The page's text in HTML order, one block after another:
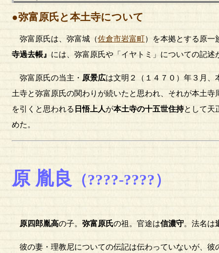
●弥富原氏と本土寺について
弥富原氏は、弥富城（佐倉市岩富町）を本拠とする原一
寺過去帳』 には、弥富原氏や「イヤトミ」についての記述
弥富原氏の当主・ 原景広は文明２（１４７０）年３月、
土寺と弥富原氏の関わりが続いたと思われ、それが本土
を引くと思われる 日悟上人が本土寺の十五世住持として天
めた。
原 胤良 （????-????）
原四郎胤高の子。 弥富原氏の祖。官途は信濃守。法名は
彼の妻・理教尼についての伝記は伝わっていないが、彼